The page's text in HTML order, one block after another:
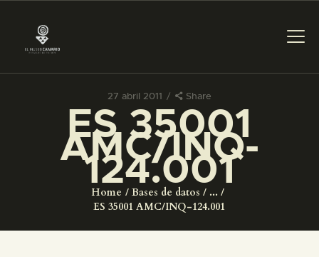
27 abril 2011 Share
ES 35001
AMC/INQ-
124.001
Home Bases de datos
...
ES 35001 AMC/INQ-124.001
PREPARAR LA VISITA
ACTIVIDADES